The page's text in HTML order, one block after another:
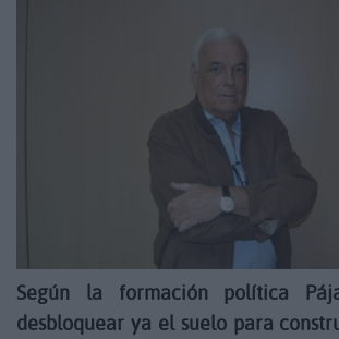
Según la formación política
desbloquear ya el suelo para